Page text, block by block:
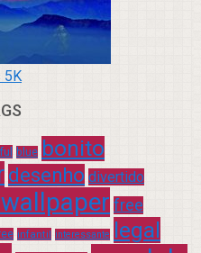
5K
blue bonito
desenho divertido
free
infantil interessante legal